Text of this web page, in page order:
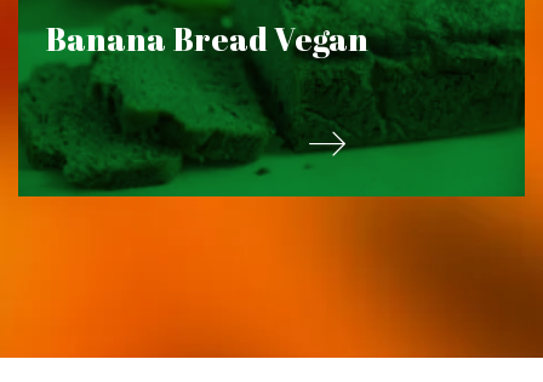
Banana Bread Vegan